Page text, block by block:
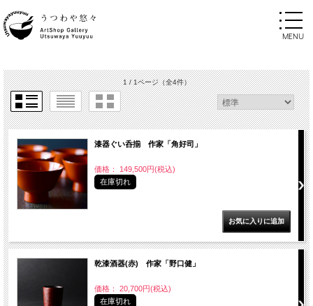
1 / 1ページ（全4件）
漆器ぐい呑揃 作家「角好司」
価格： 149,500円(税込)
在庫切れ
乾漆酒器(赤) 作家「野口健」
価格： 20,700円(税込)
在庫切れ